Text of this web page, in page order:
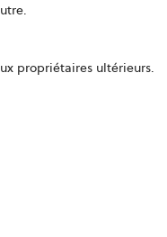
propriétaires ultérieurs.